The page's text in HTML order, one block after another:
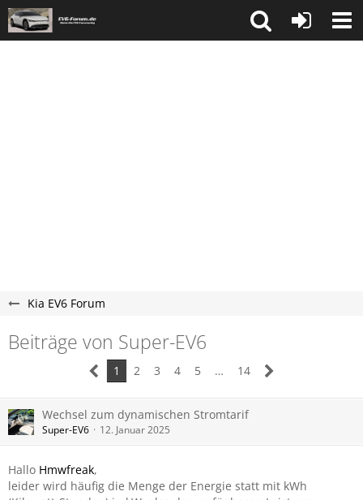
Kia EV6 Forum
Beiträge von Super-EV6
1 2 3 4 5 … 14
Wechsel zum dynamischen Stromtarif
Super-EV6 12. Januar 2025
Hallo Hmwfreak,
leider wird häufig die Menge der Energie statt mit kWh